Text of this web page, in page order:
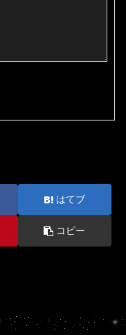
はてブ
コピー